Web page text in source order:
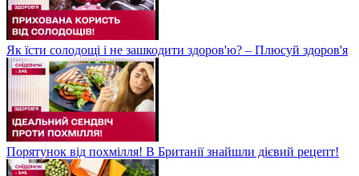
Як їсти солодощі і не зашкодити здоров'ю? – Плюсуй здоров'я
Порятунок від похмілля! В Британії знайшли дієвий рецепт!